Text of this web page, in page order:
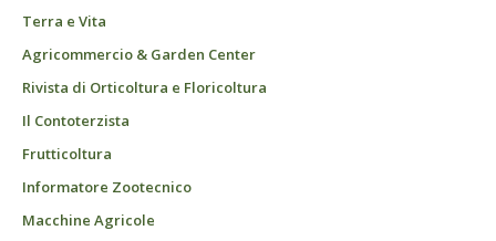
Terra e Vita
Agricommercio & Garden Center
Rivista di Orticoltura e Floricoltura
Il Contoterzista
Frutticoltura
Informatore Zootecnico
Macchine Agricole